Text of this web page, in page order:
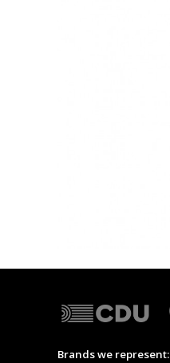
Brands we represent: